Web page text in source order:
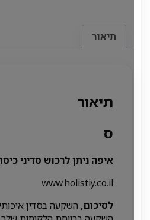
תיאור
תיאור
איפה ניתן לרכוש סדיני כיסוי ?
www.holistiy.co.il
לסיכום,השקעה בסדין איכותי